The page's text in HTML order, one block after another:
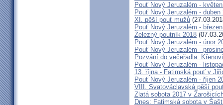
Pouť Nový Jeruzalém -
Pouť Nový Jeruzalém - duben
XI. pěší pouť mužů
Pouť Nový Jeruzalém -
Železný poutník 2018
Pouť Nový Jeruzalém - únor
Pouť Nový Jeruzalém -
Pozvání do večeřadla:
Pouť Nový Jeruzalém -
13. října - Fatimská pouť v
Pouť Nový Jeruzalém - říjen
VIII. Svatováclavská pěší
Zlatá sobota 2017 v
Dnes: Fatimská sobota v